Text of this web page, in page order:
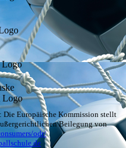
Logo
Logo
Europäische Kommission stellt
Beilegung von
odr/